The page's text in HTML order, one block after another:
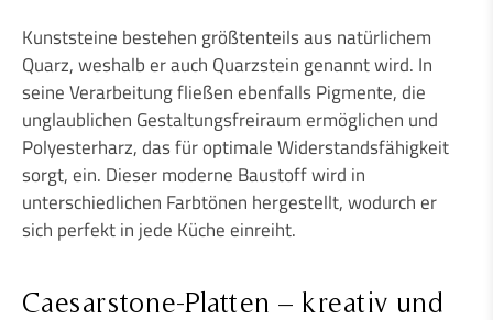
Kunststeine bestehen größtenteils aus natürlichem
Quarz, weshalb er auch Quarzstein genannt wird. In
seine Verarbeitung fließen ebenfalls Pigmente, die
unglaublichen Gestaltungsfreiraum ermöglichen und
Polyesterharz, das für optimale Widerstandsfähigkeit
sorgt, ein. Dieser moderne Baustoff wird in
unterschiedlichen Farbtönen hergestellt, wodurch er
sich perfekt in jede Küche einreiht.
Caesarstone-Platten – kreativ und